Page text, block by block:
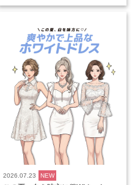
2026.07.23 NEW